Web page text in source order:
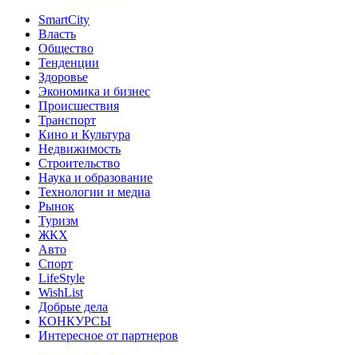
SmartCity
Власть
Общество
Тенденции
Здоровье
Экономика и бизнес
Происшествия
Транспорт
Кино и Культура
Недвижимость
Строительство
Наука и образование
Технологии и медиа
Рынок
Туризм
ЖКХ
Авто
Спорт
LifeStyle
WishList
Добрые дела
КОНКУРСЫ
Интересное от партнеров